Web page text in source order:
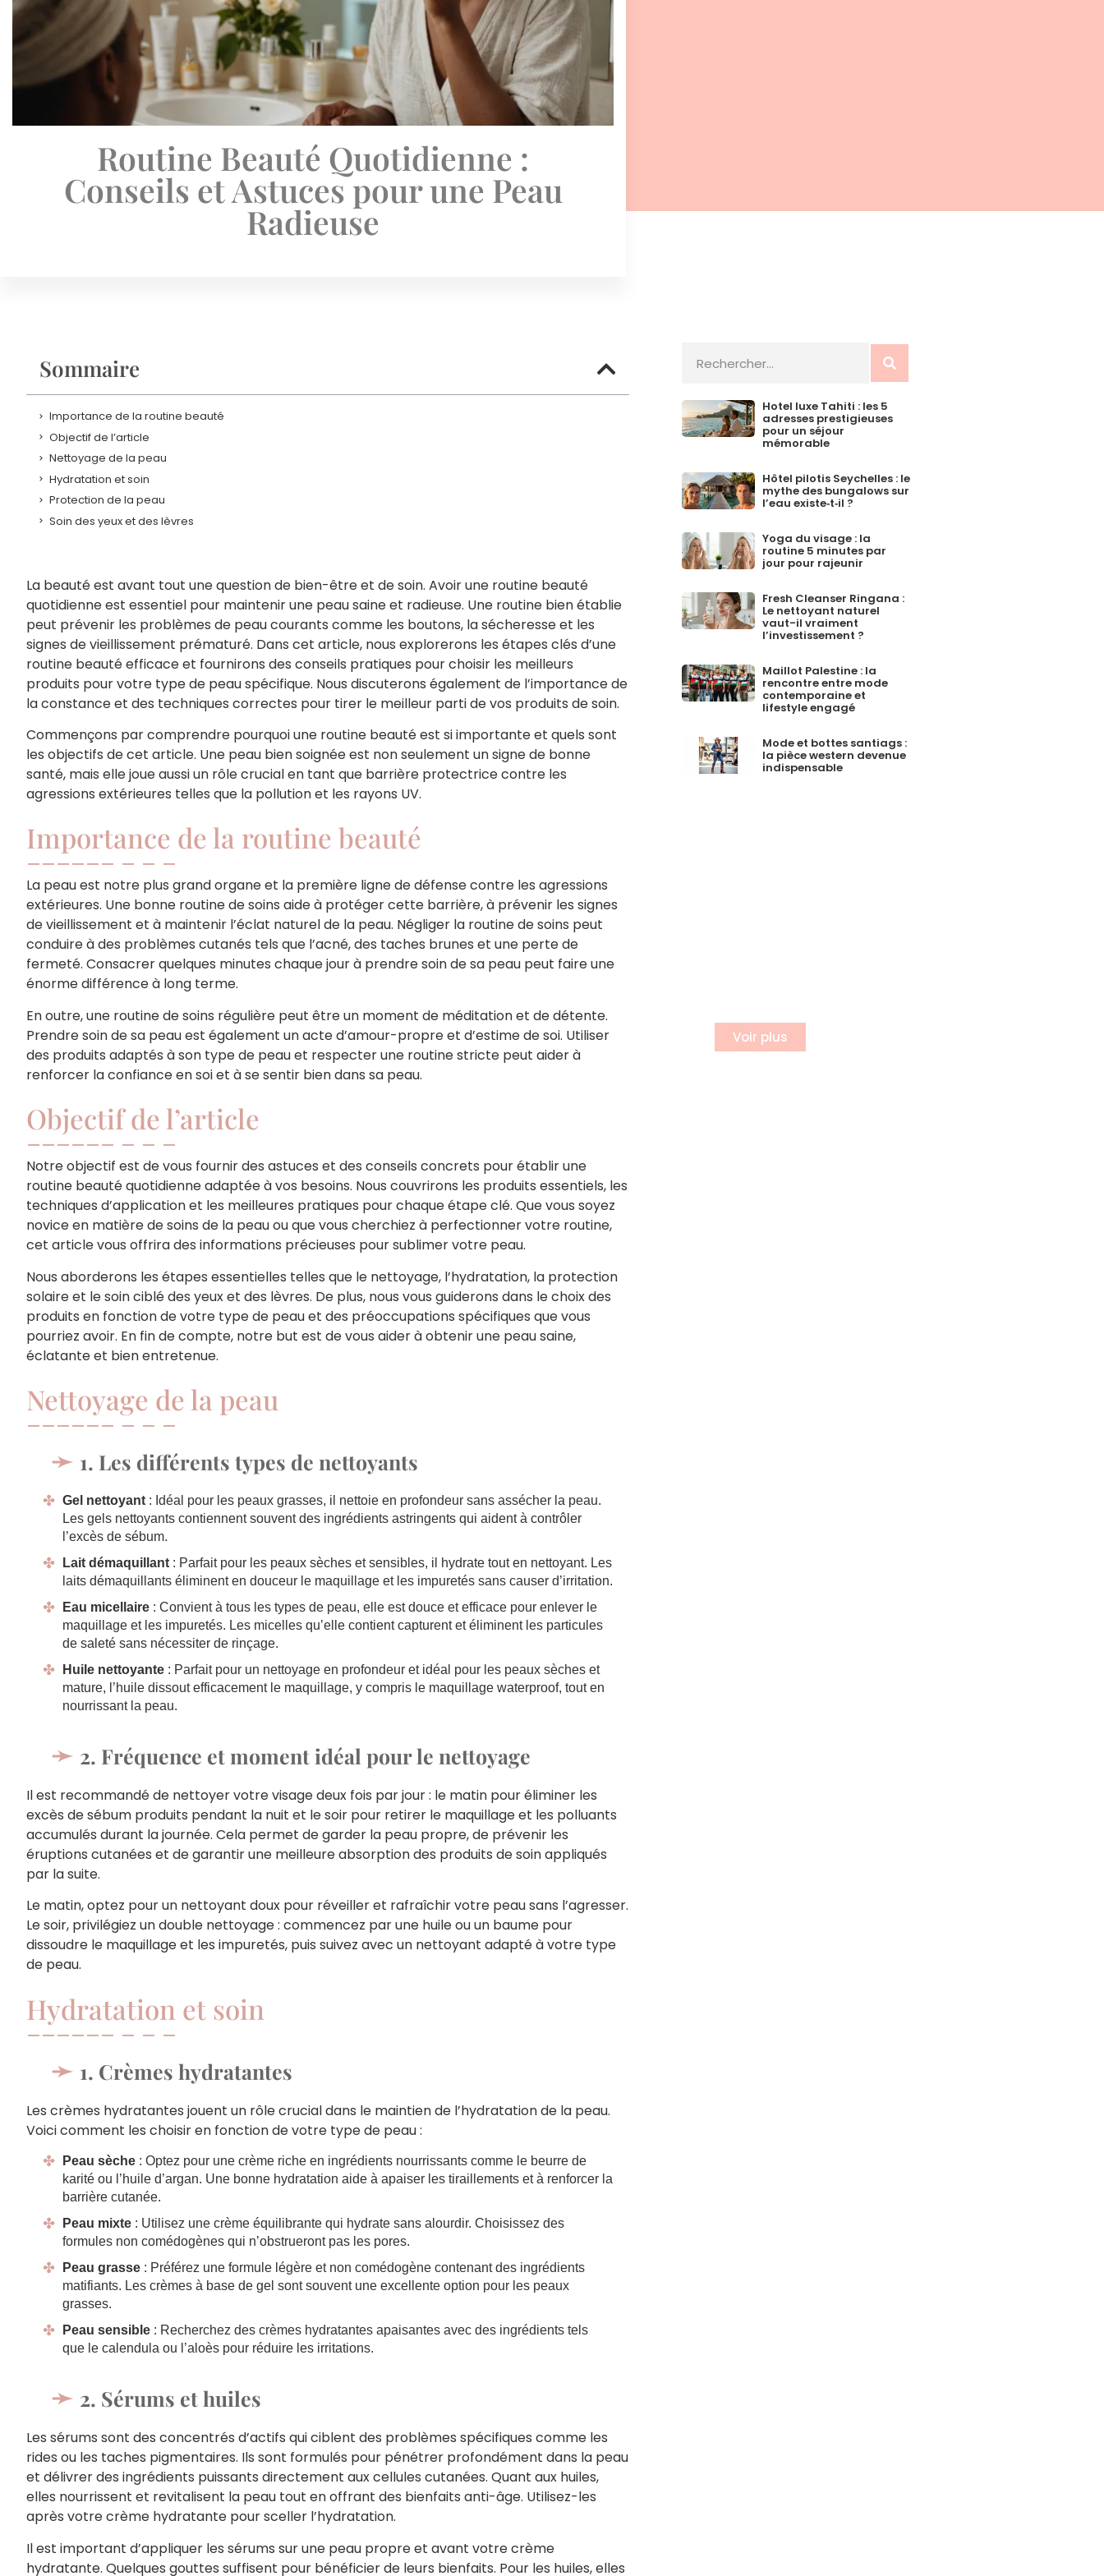
Routine Beauté Quotidienne :
Conseils et Astuces pour une Peau
Radieuse
Sommaire
Importance de la routine beauté
Objectif de l’article
Nettoyage de la peau
Hydratation et soin
Protection de la peau
Soin des yeux et des lèvres
La beauté est avant tout une question de bien-être et de soin. Avoir une routine beauté
quotidienne est essentiel pour maintenir une peau saine et radieuse. Une routine bien établie
peut prévenir les problèmes de peau courants comme les boutons, la sécheresse et les
signes de vieillissement prématuré. Dans cet article, nous explorerons les étapes clés d’une
routine beauté efficace et fournirons des conseils pratiques pour choisir les meilleurs
produits pour votre type de peau spécifique. Nous discuterons également de l’importance de
la constance et des techniques correctes pour tirer le meilleur parti de vos produits de soin.
Commençons par comprendre pourquoi une routine beauté est si importante et quels sont
les objectifs de cet article. Une peau bien soignée est non seulement un signe de bonne
santé, mais elle joue aussi un rôle crucial en tant que barrière protectrice contre les
agressions extérieures telles que la pollution et les rayons UV.
Importance de la routine beauté
La peau est notre plus grand organe et la première ligne de défense contre les agressions
extérieures. Une bonne routine de soins aide à protéger cette barrière, à prévenir les signes
de vieillissement et à maintenir l’éclat naturel de la peau. Négliger la routine de soins peut
conduire à des problèmes cutanés tels que l’acné, des taches brunes et une perte de
fermeté. Consacrer quelques minutes chaque jour à prendre soin de sa peau peut faire une
énorme différence à long terme.
En outre, une routine de soins régulière peut être un moment de méditation et de détente.
Prendre soin de sa peau est également un acte d’amour-propre et d’estime de soi. Utiliser
des produits adaptés à son type de peau et respecter une routine stricte peut aider à
renforcer la confiance en soi et à se sentir bien dans sa peau.
Objectif de l’article
Notre objectif est de vous fournir des astuces et des conseils concrets pour établir une
routine beauté quotidienne adaptée à vos besoins. Nous couvrirons les produits essentiels, les
techniques d’application et les meilleures pratiques pour chaque étape clé. Que vous soyez
novice en matière de soins de la peau ou que vous cherchiez à perfectionner votre routine,
cet article vous offrira des informations précieuses pour sublimer votre peau.
Nous aborderons les étapes essentielles telles que le nettoyage, l’hydratation, la protection
solaire et le soin ciblé des yeux et des lèvres. De plus, nous vous guiderons dans le choix des
produits en fonction de votre type de peau et des préoccupations spécifiques que vous
pourriez avoir. En fin de compte, notre but est de vous aider à obtenir une peau saine,
éclatante et bien entretenue.
Nettoyage de la peau
1. Les différents types de nettoyants
Gel nettoyant : Idéal pour les peaux grasses, il nettoie en profondeur sans assécher la peau.
Les gels nettoyants contiennent souvent des ingrédients astringents qui aident à contrôler
l’excès de sébum.
Lait démaquillant : Parfait pour les peaux sèches et sensibles, il hydrate tout en nettoyant. Les
laits démaquillants éliminent en douceur le maquillage et les impuretés sans causer d’irritation.
Eau micellaire : Convient à tous les types de peau, elle est douce et efficace pour enlever le
maquillage et les impuretés. Les micelles qu’elle contient capturent et éliminent les particules
de saleté sans nécessiter de rinçage.
Huile nettoyante : Parfait pour un nettoyage en profondeur et idéal pour les peaux sèches et
mature, l’huile dissout efficacement le maquillage, y compris le maquillage waterproof, tout en
nourrissant la peau.
2. Fréquence et moment idéal pour le nettoyage
Il est recommandé de nettoyer votre visage deux fois par jour : le matin pour éliminer les
excès de sébum produits pendant la nuit et le soir pour retirer le maquillage et les polluants
accumulés durant la journée. Cela permet de garder la peau propre, de prévenir les
éruptions cutanées et de garantir une meilleure absorption des produits de soin appliqués
par la suite.
Le matin, optez pour un nettoyant doux pour réveiller et rafraîchir votre peau sans l’agresser.
Le soir, privilégiez un double nettoyage : commencez par une huile ou un baume pour
dissoudre le maquillage et les impuretés, puis suivez avec un nettoyant adapté à votre type
de peau.
Hydratation et soin
1. Crèmes hydratantes
Les crèmes hydratantes jouent un rôle crucial dans le maintien de l’hydratation de la peau.
Voici comment les choisir en fonction de votre type de peau :
Peau sèche : Optez pour une crème riche en ingrédients nourrissants comme le beurre de
karité ou l’huile d’argan. Une bonne hydratation aide à apaiser les tiraillements et à renforcer la
barrière cutanée.
Peau mixte : Utilisez une crème équilibrante qui hydrate sans alourdir. Choisissez des
formules non comédogènes qui n’obstrueront pas les pores.
Peau grasse : Préférez une formule légère et non comédogène contenant des ingrédients
matifiants. Les crèmes à base de gel sont souvent une excellente option pour les peaux
grasses.
Peau sensible : Recherchez des crèmes hydratantes apaisantes avec des ingrédients tels
que le calendula ou l’aloès pour réduire les irritations.
2. Sérums et huiles
Les sérums sont des concentrés d’actifs qui ciblent des problèmes spécifiques comme les
rides ou les taches pigmentaires. Ils sont formulés pour pénétrer profondément dans la peau
et délivrer des ingrédients puissants directement aux cellules cutanées. Quant aux huiles,
elles nourrissent et revitalisent la peau tout en offrant des bienfaits anti-âge. Utilisez-les
après votre crème hydratante pour sceller l’hydratation.
Il est important d’appliquer les sérums sur une peau propre et avant votre crème
hydratante. Quelques gouttes suffisent pour bénéficier de leurs bienfaits. Pour les huiles, elles
Hotel luxe Tahiti : les 5
adresses prestigieuses
pour un séjour
mémorable
Hôtel pilotis Seychelles : le
mythe des bungalows sur
l’eau existe‑t‑il ?
Yoga du visage : la
routine 5 minutes par
jour pour rajeunir
Fresh Cleanser Ringana :
Le nettoyant naturel
vaut-il vraiment
l’investissement ?
Maillot Palestine : la
rencontre entre mode
contemporaine et
lifestyle engagé
Mode et bottes santiags :
la pièce western devenue
indispensable
Voir plus